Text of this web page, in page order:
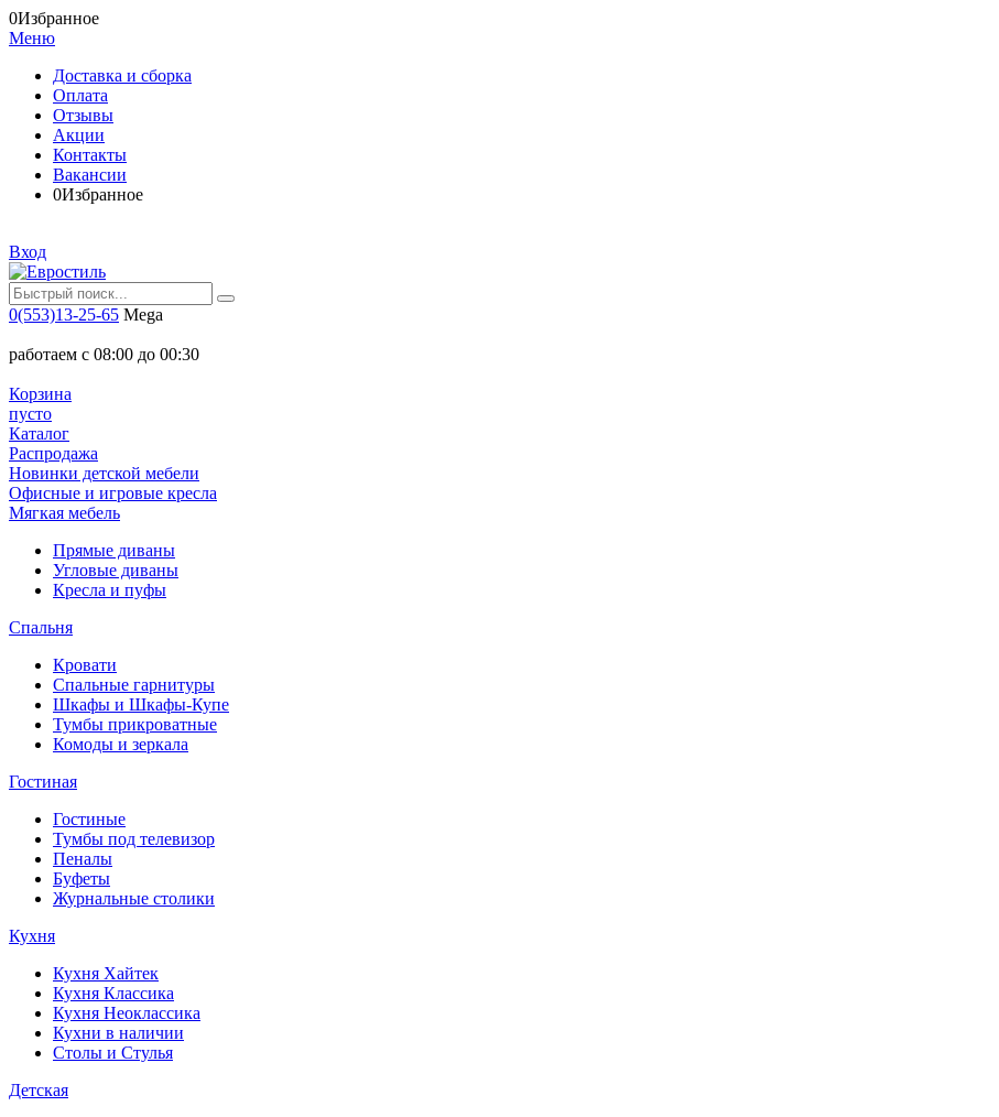
0Избранное
Меню
Доставка и сборка
Оплата
Отзывы
Акции
Контакты
Вакансии
0Избранное
Вход
0(553)13-25-65 Mega
работаем с 08:00 до 00:30
Корзина
пусто
Каталог
Распродажа
Новинки детской мебели
Офисные и игровые кресла
Мягкая мебель
Прямые диваны
Угловые диваны
Кресла и пуфы
Спальня
Кровати
Спальные гарнитуры
Шкафы и Шкафы-Купе
Тумбы прикроватные
Комоды и зеркала
Гостиная
Гостиные
Тумбы под телевизор
Пеналы
Буфеты
Журнальные столики
Кухня
Кухня Хайтек
Кухня Классика
Кухня Неоклассика
Кухни в наличии
Столы и Стулья
Детская